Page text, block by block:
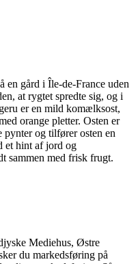
en gård i Île-de-France uden
at rygtet spredte sig, og i
er en mild komælksost,
orange pletter. Osten er
pynter og tilfører osten en
et hint af jord og
sammen med frisk frugt.
Mediehus, Østre
du markedsføring på